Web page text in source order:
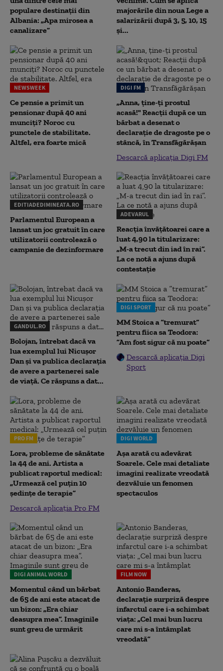
populare destinații din
Albania: „Apa mirosea a
canalizare”
majorările din noua Lege a
salarizării după 3, 5, 10, 15
și...
NEWSWEEK
Ce pensie a primit un
pensionar după 40 ani
munciți? Noroc cu
punctele de stabilitate.
Altfel, era foarte mică
DIGI FM
„Anna, ţine-ţi prostul
acasă!" Reacţii după ce un
bărbat a desenat o
declaraţie de dragoste pe o
stâncă, în Transfăgărăşan
Descarcă aplicația Digi FM
EDITIADEDIMINEATA.RO
Parlamentul European a
lansat un joc gratuit în care
utilizatorii controlează o
campanie de dezinformare
ADEVARUL
Reacția învățătoarei care a
luat 4,90 la titularizare:
„M-a trecut din iad în rai”.
La ce notă a ajuns după
contestație
GANDUL.RO
Bolojan, întrebat dacă va
lua exemplul lui Nicușor
Dan și va publica declarația
de avere a partenerei sale
de viață. Ce răspuns a dat...
DIGI SPORT
MM Stoica a ”tremurat”
pentru fiica sa Teodora:
”Am fost sigur că nu poate”
Descarcă aplicația Digi
Sport
PRO FM
Lora, probleme de sănătate
la 44 de ani. Artista a
publicat raportul medical:
„Urmează cel puțin 10
ședințe de terapie”
Descarcă aplicația Pro FM
DIGI WORLD
Așa arată cu adevărat
Soarele. Cele mai detaliate
imagini realizate vreodată
dezvăluie un fenomen
spectaculos
DIGI ANIMAL WORLD
Momentul când un bărbat
de 65 de ani este atacat de
un bizon: „Era chiar
deasupra mea”. Imaginile
sunt greu de urmărit
FILM NOW
Antonio Banderas,
declarație surpriză despre
infarctul care i-a schimbat
viața: „Cel mai bun lucru
care mi s-a întâmplat
vreodată”